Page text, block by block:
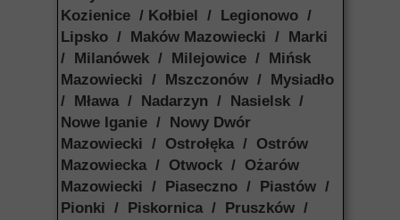
Kozienice / Kołbiel / Legionowo /
Lipsko / Maków Mazowiecki / Marki
/ Milanówek / Milejowice / Mińsk
Mazowiecki / Mszczonów / Mysiadło
/ Mława / Nadarzyn / Nasielsk /
Nowe Iganie / Nowy Dwór
Mazowiecki / Ostrołęka / Ostrów
Mazowiecka / Otwock / Ożarów
Mazowiecki / Piaseczno / Piastów /
Pionki / Piskornica / Pruszków /